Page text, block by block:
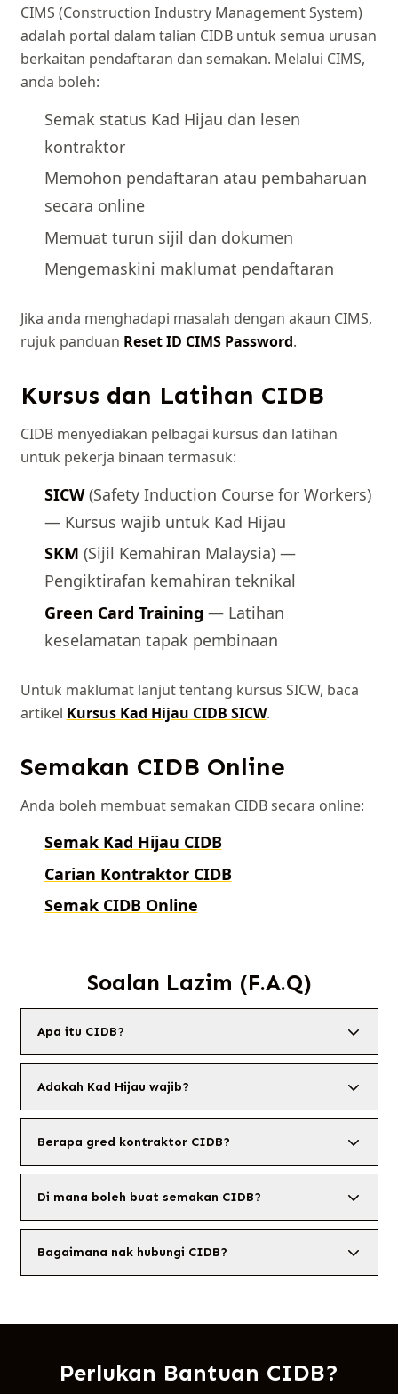
CIMS (Construction Industry Management System)
adalah portal dalam talian CIDB untuk semua urusan
berkaitan pendaftaran dan semakan. Melalui CIMS,
anda boleh:
Semak status Kad Hijau dan lesen
kontraktor
Memohon pendaftaran atau pembaharuan
secara online
Memuat turun sijil dan dokumen
Mengemaskini maklumat pendaftaran
Jika anda menghadapi masalah dengan akaun CIMS,
rujuk panduan Reset ID CIMS Password.
Kursus dan Latihan CIDB
CIDB menyediakan pelbagai kursus dan latihan
untuk pekerja binaan termasuk:
SICW(Safety Induction Course for Workers)
— Kursus wajib untuk Kad Hijau
SKM (Sijil Kemahiran Malaysia) —
Pengiktirafan kemahiran teknikal
Green Card Training — Latihan
keselamatan tapak pembinaan
Untuk maklumat lanjut tentang kursus SICW, baca
artikel Kursus Kad Hijau CIDB SICW.
Semakan CIDB Online
Anda boleh membuat semakan CIDB secara online:
Semak Kad Hijau CIDB
Carian Kontraktor CIDB
Semak CIDB Online
Soalan Lazim (F.A.Q)
Apa itu CIDB?
Adakah Kad Hijau wajib?
Berapa gred kontraktor CIDB?
Di mana boleh buat semakan CIDB?
Bagaimana nak hubungi CIDB?
Perlukan Bantuan CIDB?